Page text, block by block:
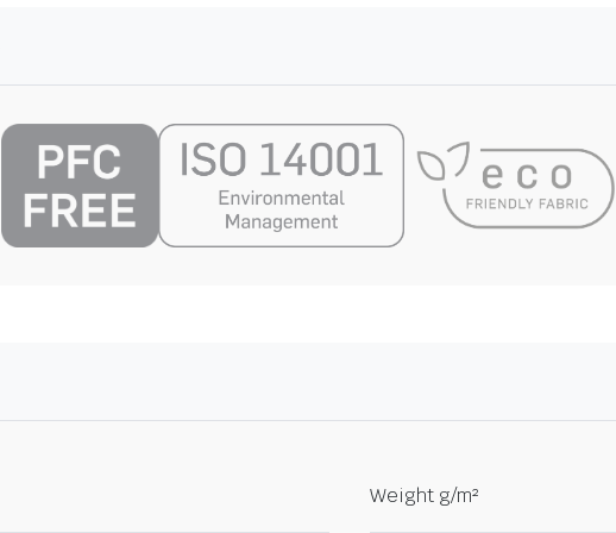
Weight g/m²